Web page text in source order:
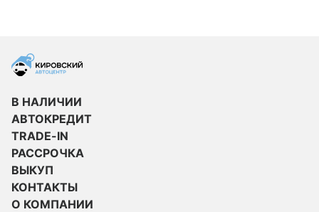
В НАЛИЧИИ
АВТОКРЕДИТ
TRADE-IN
РАССРОЧКА
ВЫКУП
КОНТАКТЫ
О КОМПАНИИ